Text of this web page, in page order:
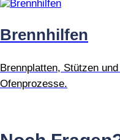
Brennhilfen
Brennplatten, Stützen
Ofenprozesse.